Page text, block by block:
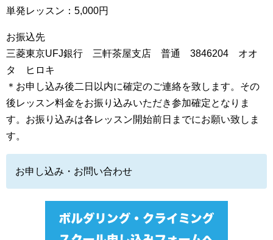
単発レッスン：5,000円
お振込先
三菱東京UFJ銀行 三軒茶屋支店 普通 3846204 オオ
タ ヒロキ
＊お申し込み後二日以内に確定のご連絡を致します。その
後レッスン料金をお振り込みいただき参加確定となりま
す。お振り込みは各レッスン開始前日までにお願い致しま
す。
お申し込み・お問い合わせ